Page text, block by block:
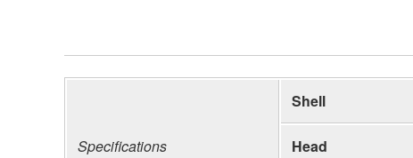
Specifications
Shell
Head